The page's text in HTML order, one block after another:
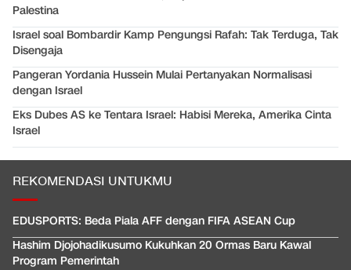
Palestina
Israel soal Bombardir Kamp Pengungsi Rafah: Tak Terduga, Tak
Disengaja
Pangeran Yordania Hussein Mulai Pertanyakan Normalisasi
dengan Israel
Eks Dubes AS ke Tentara Israel: Habisi Mereka, Amerika Cinta
Israel
REKOMENDASI UNTUKMU
EDUSPORTS: Beda Piala AFF dengan FIFA ASEAN Cup
Hashim Djojohadikusumo Kukuhkan 20 Ormas Baru Kawal
Program Pemerintah